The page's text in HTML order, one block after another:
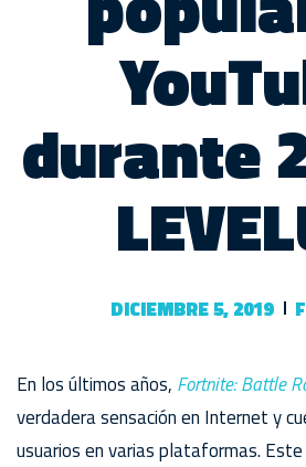
durante
DICIEMBRE 5, 2019
En los últimos años, Fortnite: Battle
verdadera sensación en Internet y
usuarios en varias plataformas.